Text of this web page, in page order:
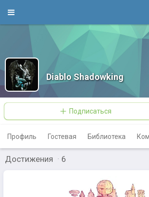
Diablo Shadowking
Подписаться
Профиль Гостевая Библиотека
Достижения · 6